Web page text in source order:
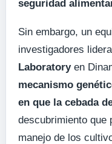
seguridad
Sin embargo, un
investigadores
Laboratoryen
mecanismo
en que la cebada
descubrimiento que
manejo de los